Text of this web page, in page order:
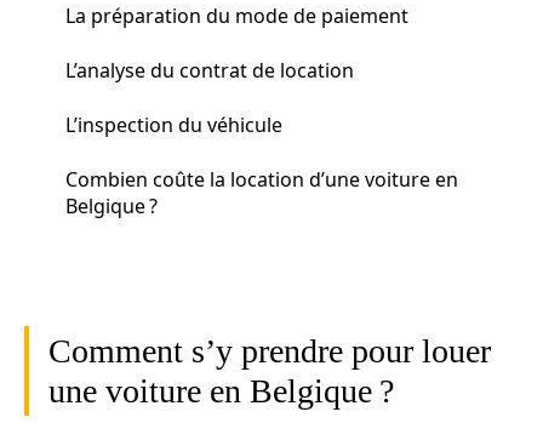
La préparation du mode de paiement
L’analyse du contrat de location
L’inspection du véhicule
Combien coûte la location d’une voiture en
Belgique ?
Comment s’y prendre pour louer
une voiture en Belgique ?